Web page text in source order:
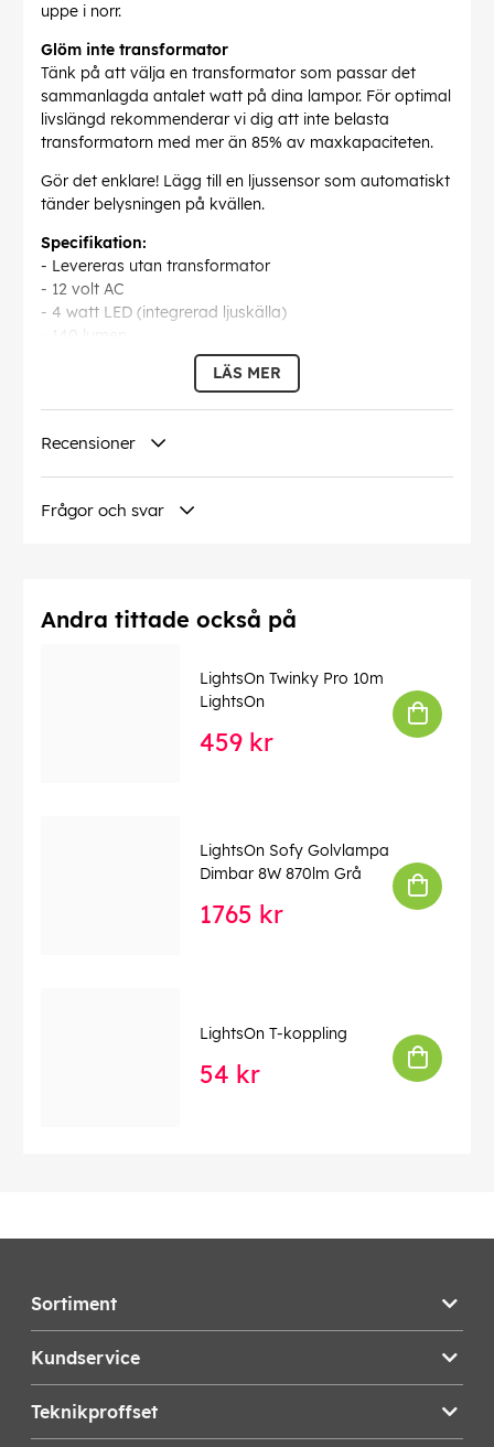
uppe i norr.
Glöm inte transformator
Tänk på att välja en transformator som passar det
sammanlagda antalet watt på dina lampor. För optimal
livslängd rekommenderar vi dig att inte belasta
transformatorn med mer än 85% av maxkapaciteten.
Gör det enklare! Lägg till en ljussensor som automatiskt
tänder belysningen på kvällen.
Specifikation:
- Levereras utan transformator
- 12 volt AC
- 4 watt LED (integrerad ljuskälla)
- 140 lumen
- Varmvitt ljus (3000°K)
- Ø 9 cm diameter
- 4 cm djup
övergångar mellan gammalt och nytt under kategorin
"Kablar & kopplingar".
LÄS MER
Recensioner
Frågor och svar
Andra tittade också på
LightsOn Twinky Pro 10m
LightsOn
459 kr
LightsOn Sofy Golvlampa
Dimbar 8W 870lm Grå
1765 kr
LightsOn T-koppling
54 kr
Sortiment
Kundservice
Teknikproffset